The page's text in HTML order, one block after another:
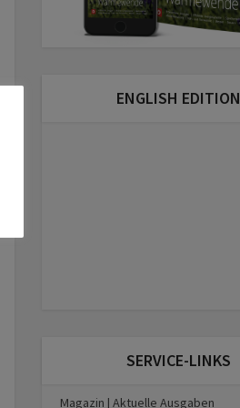
ENGLISH EDITION
SERVICE-LINKS
Magazin | Aktuelle Ausgaben